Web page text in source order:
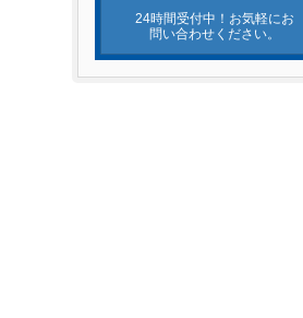
24時間受付中！お気軽にお
問い合わせください。